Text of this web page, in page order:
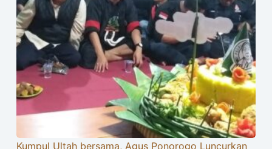
Kumpul Ultah bersama, Agus Ponorogo Luncurkan